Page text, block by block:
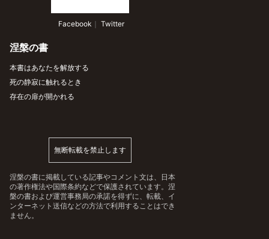
Facebook ｜ Twitter
涅槃の書
本書はあなたを解放する
死の静寂に触れるとき
存在の扉が開かれる
無断転載を禁止します
涅槃の書に掲載している記事やコメント文は、日本
の著作権法や国際条約などで保護されています。涅
槃の書および運営事務局の承諾を得ずに、転載、イ
ンターネット送信などの方法で利用することはでき
ません。